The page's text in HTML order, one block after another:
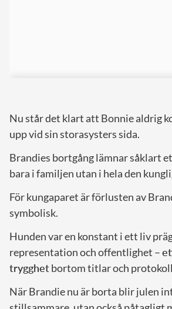
Nu står det klart att Bonnie aldrig
upp vid sin storasysters sida.
Brandies bortgång lämnar såklart
bara i familjen utan i hela den
För kungaparet är förlusten av
symbolisk.
Hunden var en konstant i ett liv
representation och offentlighet –
trygghetbortom titlar och
När Brandie nu är borta blir julen